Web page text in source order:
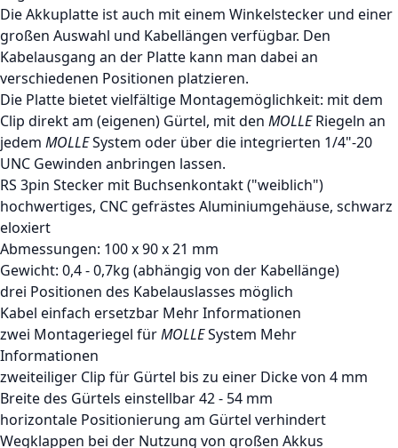
Die Akkuplatte ist auch mit einem Winkelstecker und einer
großen Auswahl und Kabellängen verfügbar. Den
Kabelausgang an der Platte kann man dabei an
verschiedenen Positionen platzieren.
Die Platte bietet vielfältige Montagemöglichkeit: mit dem
Clip direkt am (eigenen) Gürtel, mit den MOLLERiegeln an
jedem MOLLESystem oder über die integrierten 1/4"-20
UNC Gewinden anbringen lassen.
RS 3pin Stecker mit Buchsenkontakt ("weiblich")
hochwertiges, CNC gefrästes Aluminiumgehäuse, schwarz
eloxiert
Abmessungen: 100 x 90 x 21 mm
Gewicht: 0,4 - 0,7kg (abhängig von der Kabellänge)
drei Positionen des Kabelauslasses möglich
Kabel einfach ersetzbar Mehr Informationen
zwei Montageriegel fürMOLLESystem Mehr
Informationen
zweiteiliger Clip für Gürtel bis zu einer Dicke von 4 mm
Breite des Gürtels einstellbar 42 - 54 mm
horizontale Positionierung am Gürtel verhindert
Wegklappen bei der Nutzung von großen Akkus